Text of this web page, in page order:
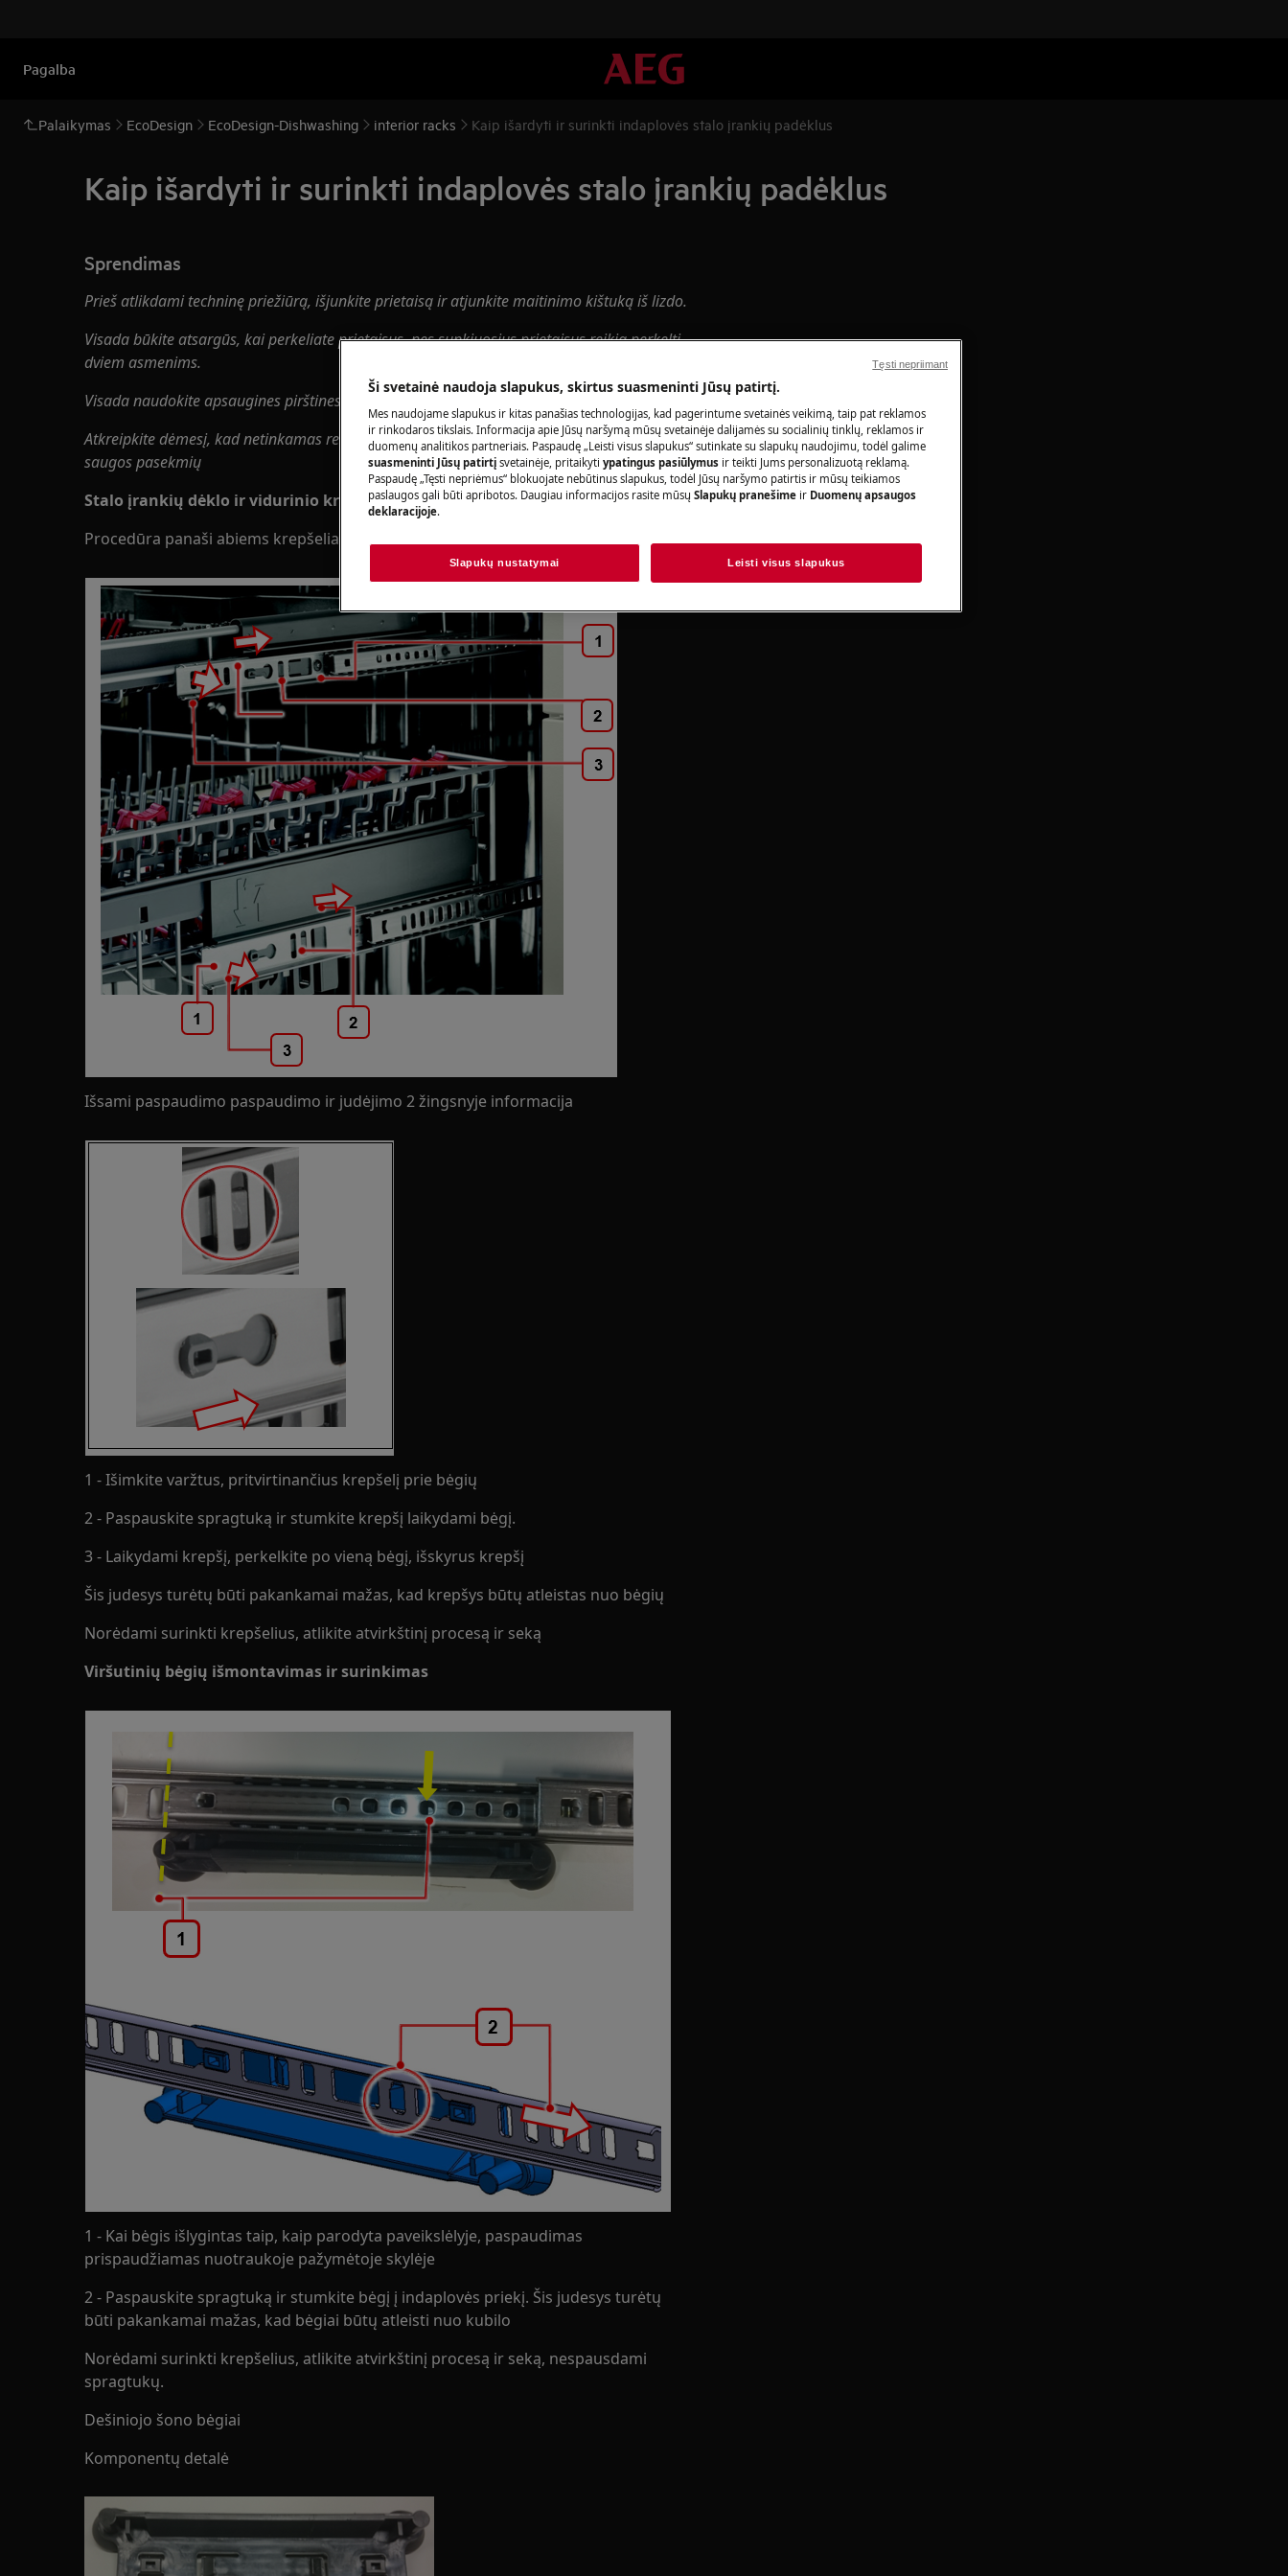
Pagalba
Palaikymas EcoDesign EcoDesign-Dishwashing interior racks Kaip išardyti ir surinkti indaplovės stalo įrankių padėklus
Kaip išardyti ir surinkti indaplovės stalo įrankių padėklus
Sprendimas
Prieš atlikdami techninę priežiūrą, išjunkite prietaisą ir atjunkite maitinimo kištuką išlizdo.
Visada būkite atsargūs, kai perkeliate prietaisus, nes sunkiuosius prietaisus reikia perkelti
dviem asmenims.
Visada naudokite apsaugines pirštines ir uždarą avalynę.
Atkreipkite dėmesį, kad netinkamas remontas ar neprofesionalus remontas gali turėti
saugos pasekmių
Stalo įrankių dėklo ir vidurinio krepšio išmontavimas ir surinkimas
Procedūra panaši abiems krepšeliams ir atliekama visiškai išėmus krepšelius
Išsami paspaudimo paspaudimo ir judėjimo 2 žingsnyje informacija
1 - Išimkite varžtus, pritvirtinančius krepšelį prie bėgių
2 - Paspauskite spragtuką ir stumkite krepšį laikydami bėgį.
3 - Laikydami krepšį, perkelkite po vieną bėgį, išskyrus krepšį
Šis judesys turėtų būti pakankamai mažas, kad krepšys būtų atleistas nuo bėgių
Norėdami surinkti krepšelius, atlikite atvirkštinį procesą ir seką
Viršutinių bėgių išmontavimas ir surinkimas
1 - Kai bėgis išlygintas taip, kaip parodyta paveikslėlyje, paspaudimas
prispaudžiamas nuotraukoje pažymėtoje skylėje
2 - Paspauskite spragtuką ir stumkite bėgį į indaplovės priekį. Šis judesys turėtų
būti pakankamai mažas, kad bėgiai būtų atleisti nuo kubilo
Norėdami surinkti krepšelius, atlikite atvirkštinį procesą ir seką, nespausdami
spragtukų.
Dešiniojo šono bėgiai
Komponentų detalė
Ši svetainė naudoja slapukus, skirtus suasmeninti Jūsų patirtį.
Mes naudojame slapukus ir kitas panašias technologijas, kad pagerintume svetainės veikimą, taip pat reklamos
ir rinkodaros tikslais. Informacija apie Jūsų naršymą mūsų svetainėje dalijamės su socialinių tinklų, reklamos ir
duomenų analitikos partneriais. Paspaudę „Leisti visus slapukus“ sutinkate su slapukų naudojimu, todėl galime
suasmeninti Jūsų patirtį svetainėje, pritaikyti ypatingus pasiūlymus ir teikti Jums personalizuotą reklamą.
Paspaudę „Tęsti nepriėmus“ blokuojate nebūtinus slapukus, todėl Jūsų naršymo patirtis ir mūsų teikiamos
paslaugos gali būti apribotos. Daugiau informacijos rasite mūsų Slapukų pranešime ir Duomenų apsaugos
deklaracijoje.
Slapukų nustatymai Leisti visus slapukus
Tęsti nepriimant